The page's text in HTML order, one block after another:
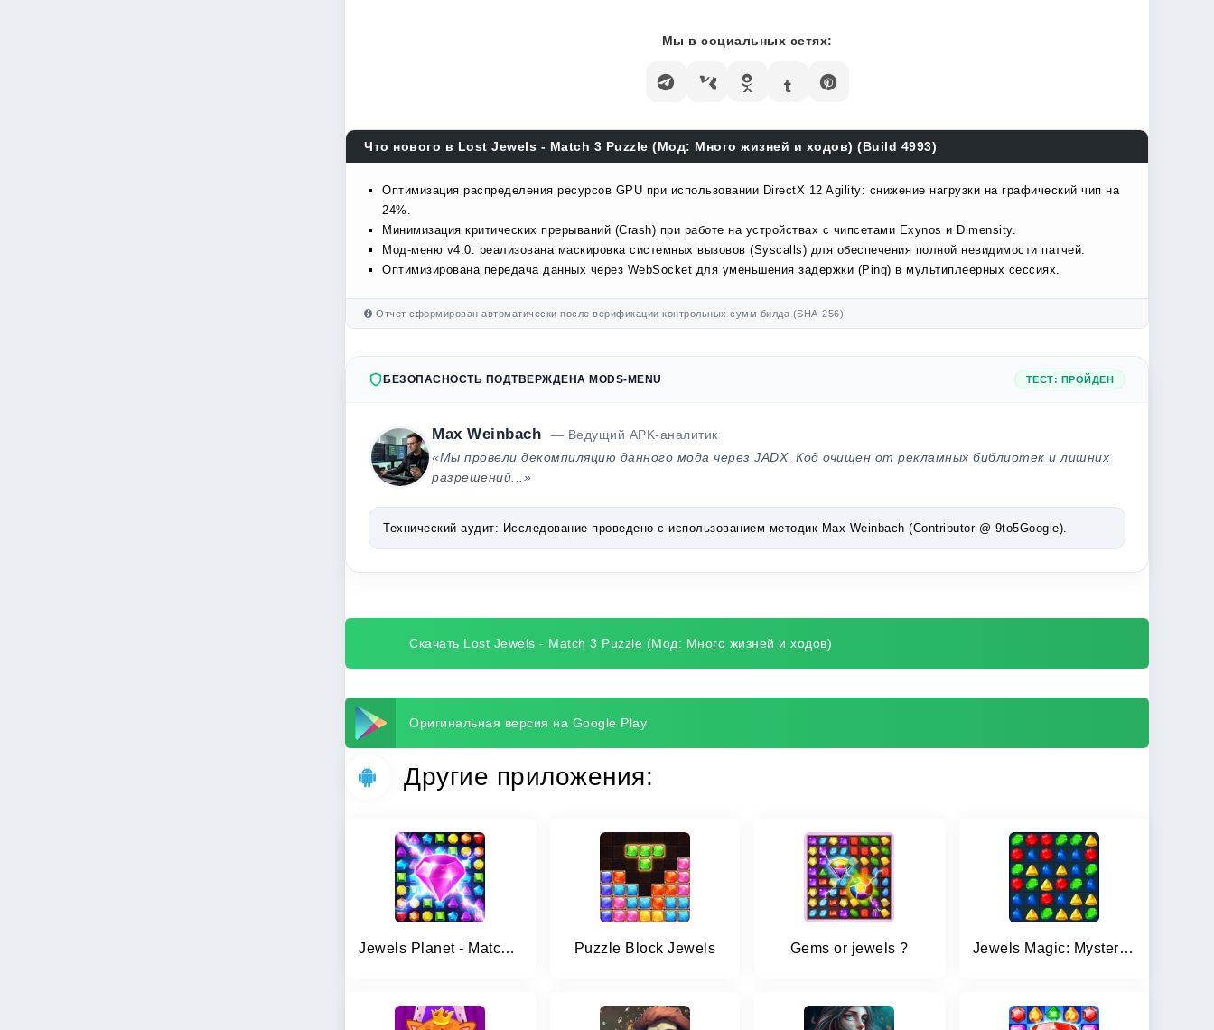
Мы в социальных сетях:
Что нового в Lost Jewels - Match 3 Puzzle (Мод: Много жизней и ходов) (Build 4993)
Оптимизация распределения ресурсов GPU при использовании DirectX 12 Agility: снижение нагрузки на графический чип на
24%.
Минимизация критических прерываний (Crash) при работе на устройствах с чипсетами Exynos и Dimensity.
Мод-меню v4.0: реализована маскировка системных вызовов (Syscalls) для обеспечения полной невидимости патчей.
Оптимизирована передача данных через WebSocket для уменьшения задержки (Ping) в мультиплеерных сессиях.
Отчет сформирован автоматически после верификации контрольных сумм билда (SHA-256).
БЕЗОПАСНОСТЬ ПОДТВЕРЖДЕНА MODS-MENU ТЕСТ: ПРОЙДЕН
Max Weinbach
— Ведущий APK-аналитик
«Мы провели декомпиляцию данного мода через JADX. Код очищен от рекламных библиотек и лишних
разрешений...»
Технический аудит: Исследование проведено с использованием методик Max Weinbach (Contributor @ 9to5Google).
Скачать Lost Jewels - Match 3 Puzzle (Мод: Много жизней и ходов)
Оригинальная версия на Google Play
Другие приложения:
Jewels Planet - Match 3 Puzzle Puzzle Block Jewels Gems or jewels ? Jewels Magic: Mystery Match3